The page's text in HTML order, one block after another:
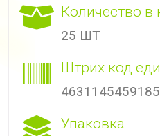
Количество в
25 ШТ
Штрих код
Упаковка